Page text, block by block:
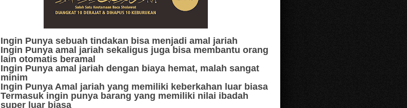
Ingin Punya sebuah tindakan bisa menjadi amal jariah
Ingin Punya amal jariah sekaligus juga bisa membantu orang
lain otomatis beramal
Ingin Punya amal jariah dengan biaya hemat, malah sangat
minim
Ingin Punya Amal jariah yang memiliki keberkahan luar biasa
Termasuk ingin punya barang yang memiliki nilai ibadah
super luar biasa